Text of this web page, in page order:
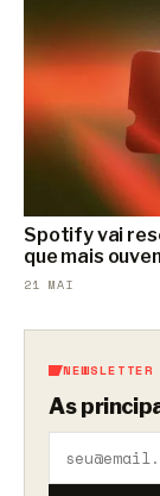
Spotify vai
que mais
21 MAI
As